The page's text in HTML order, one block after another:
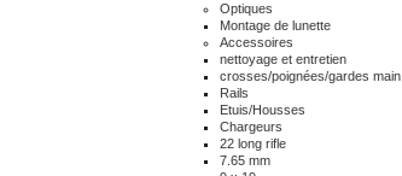
Optiques
Montage de lunette
Accessoires
nettoyage et entretien
crosses/poignées/gardes main
Rails
Etuis/Housses
Chargeurs
22 long rifle
7.65 mm